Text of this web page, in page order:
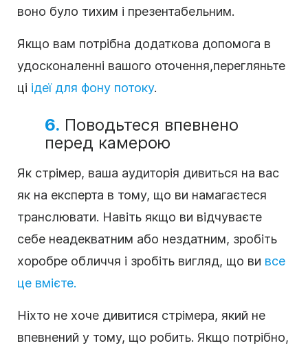
воно було тихим і презентабельним.
Якщо вам потрібна додаткова допомога в
удосконаленні вашого оточення,перегляньте
ці ідеї для фону потоку.
6. Поводьтеся впевнено
перед камерою
Як стрімер, ваша аудиторія дивиться на вас
як на експерта в тому, що ви намагаєтеся
транслювати. Навіть якщо ви відчуваєте
себе неадекватним або нездатним, зробіть
хоробре обличчя і зробіть вигляд, що ви все
це вмієте.
Ніхто не хоче дивитися стрімера, який не
впевнений у тому, що робить. Якщо потрібно,